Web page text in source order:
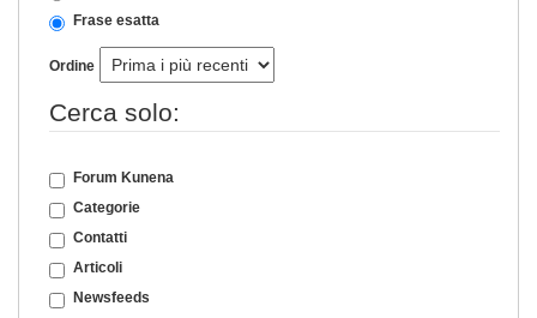
Frase esatta
Ordine
Cerca solo:
Forum Kunena
Categorie
Contatti
Articoli
Newsfeeds